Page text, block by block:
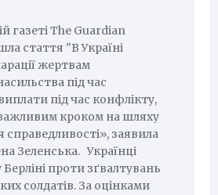
газеті The Guardian
стаття "В Україні
жертвам
під час
під час конфлікту,
кроком на шляху
справедливості», заявила
Зеленська. Українці
проти зґвалтувань
солдатів. За оцінками